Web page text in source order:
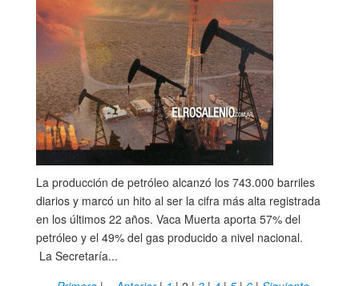
La producción de petróleo alcanzó los 743.000 barriles
diarios y marcó un hito al ser la cifra más alta registrada
en los últimos 22 años. Vaca Muerta aporta 57% del
petróleo y el 49% del gas producido a nivel nacional.
La Secretaría...